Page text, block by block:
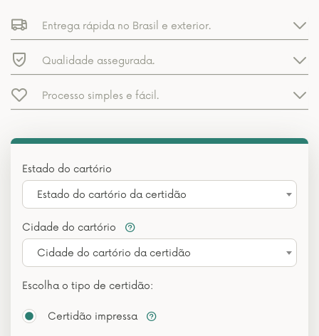
Entrega rápida no Brasil e exterior.
Qualidade assegurada.
Processo simples e fácil.
Estado do cartório
Estado do cartório da certidão
Cidade do cartório
Cidade do cartório da certidão
Escolha o tipo de certidão:
Certidão impressa